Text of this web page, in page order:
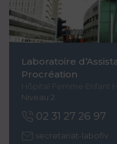
Laboratoire
Procréation
Niveau 2
02 31 27 26 97
secretariat-labofiv